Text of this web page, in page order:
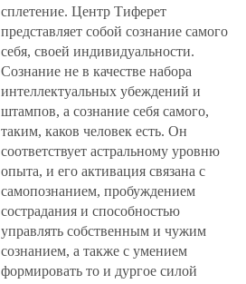
сплетение. Центр Тиферет
представляет собой сознание самого
себя, своей индивидуальности.
Сознание не в качестве набора
интеллектуальных убеждений и
штампов, а сознание себя самого,
таким, каков человек есть. Он
соответствует астральному уровню
опыта, и его активация связана с
самопознанием, пробуждением
сострадания и способностью
управлять собственным и чужим
сознанием, а также с умением
формировать то и дургое силой